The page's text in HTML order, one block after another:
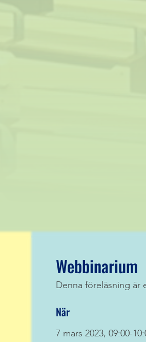
Webbinarium
Denna föreläsning är
När
7 mars 2023, 09:00-